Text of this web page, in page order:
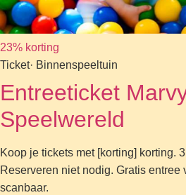
23% korting
Ticket· Binnenspeeltuin
Entreeticket
Speelwereld
Koop je tickets met [korting] korting.
Reserveren niet nodig. Gratis entree
scanbaar.